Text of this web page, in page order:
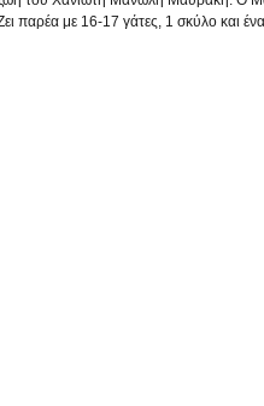
παρέα με 16-17 γάτες, 1 σκύλο και ένα